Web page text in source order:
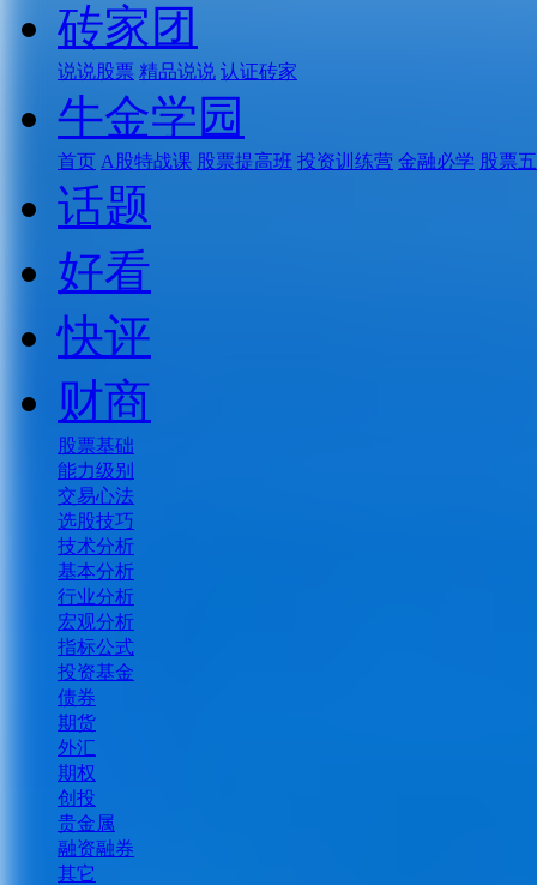
砖家团
说说股票 精品说说 认证砖家
牛金学园
首页 A股特战课 股票提高班 投资训练营 金融必学 股票
话题
好看
快评
财商
股票基础
能力级别
交易心法
选股技巧
技术分析
基本分析
行业分析
宏观分析
指标公式
投资基金
债券
期货
外汇
期权
创投
贵金属
融资融券
其它